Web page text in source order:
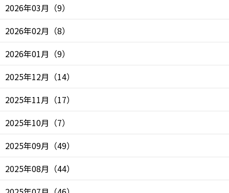
2026年03月 （9）
2026年02月 （8）
2026年01月 （9）
2025年12月 （14）
2025年11月 （17）
2025年10月 （7）
2025年09月 （49）
2025年08月 （44）